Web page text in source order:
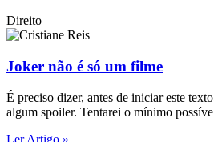
Direito
Joker não é só um filme
É preciso dizer, antes de iniciar este
algum spoiler. Tentarei o mínimo
Ler Artigo »